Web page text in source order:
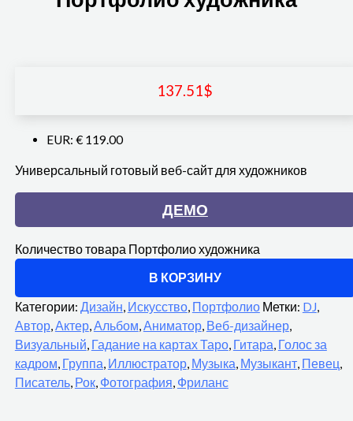
137.51$
EUR: € 119.00
Универсальный готовый веб-сайт для художников
ДЕМО
Количество товара Портфолио художника
В КОРЗИНУ
Категории: Дизайн, Искусство, Портфолио Метки: DJ,
Автор,Актер,Альбом,Аниматор, Веб-дизайнер,
Визуальный, Гадание на картах Таро, Гитара, Голос за
кадром, Группа, Иллюстратор, Музыка, Музыкант, Певец,
Писатель, Рок, Фотография, Фриланс